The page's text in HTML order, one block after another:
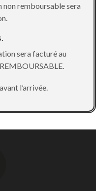
non remboursable sera
sera facturé au
l’arrivée.